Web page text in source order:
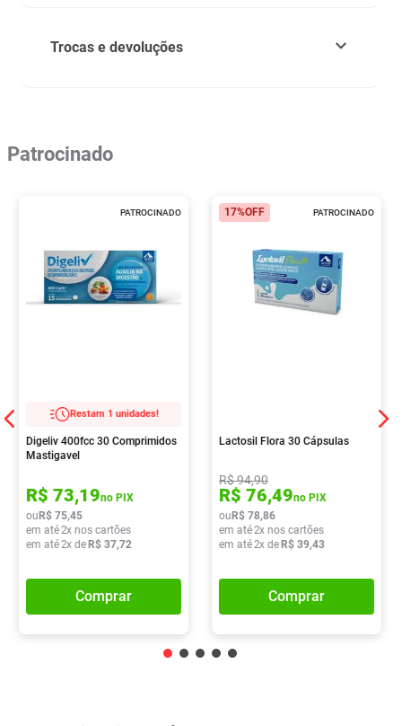
Trocas e devoluções
Patrocinado
PATROCINADO
Restam 1 unidades!
Digeliv 400fcc 30 Comprimidos
Mastigavel
R$ 73,19no PIX
ou R$ 75,45
em até2x nos cartões
em até2x de R$ 37,72
Comprar
PATROCINADO
17%OFF
Lactosil Flora 30 Cápsulas
R$94,90
R$ 76,49no PIX
ou R$ 78,86
em até2x nos cartões
em até2x de R$ 39,43
Comprar